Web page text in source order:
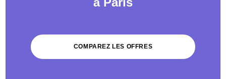
COMPAREZ LES OFFRES